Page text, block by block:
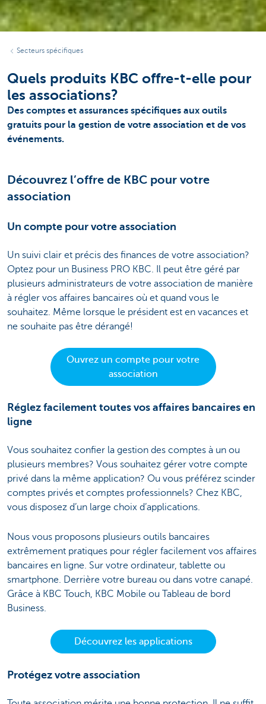
Secteurs spécifiques
Quels produits KBC offre-t-elle pour
les associations?
Des comptes et assurances spécifiques aux outils
gratuits pour la gestion de votre association et de vos
événements.
Découvrez l’offre de KBC pour votre
association
Un compte pour votre association
Un suivi clair et précis des finances de votre association?
Optez pour un Business PRO KBC. Il peut être géré par
plusieurs administrateurs de votre association de manière
à régler vos affaires bancaires où et quand vous le
souhaitez. Même lorsque le président est en vacances et
ne souhaite pas être dérangé!
Ouvrez un compte pour votre
association
Réglez facilement toutes vos affaires bancaires en
ligne
Vous souhaitez confier la gestion des comptes à un ou
plusieurs membres? Vous souhaitez gérer votre compte
privé dans la même application? Ou vous préférez scinder
comptes privés et comptes professionnels? Chez KBC,
vous disposez d’un large choix d’applications.
Nous vous proposons plusieurs outils bancaires
extrêmement pratiques pour régler facilement vos affaires
bancaires en ligne. Sur votre ordinateur, tablette ou
smartphone. Derrière votre bureau ou dans votre canapé.
Grâce à KBC Touch, KBC Mobile ou Tableau de bord
Business.
Découvrez les applications
Protégez votre association